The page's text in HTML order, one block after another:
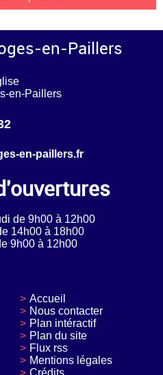
en-Paillers
en-Paillers
en-paillers.fr
de 9h00 à 12h00
14h00 à 18h00
9h00 à 12h00
Accueil
Nous contacter
Plan intéractif
Plan du site
Flux rss
Mentions légales
Crédits